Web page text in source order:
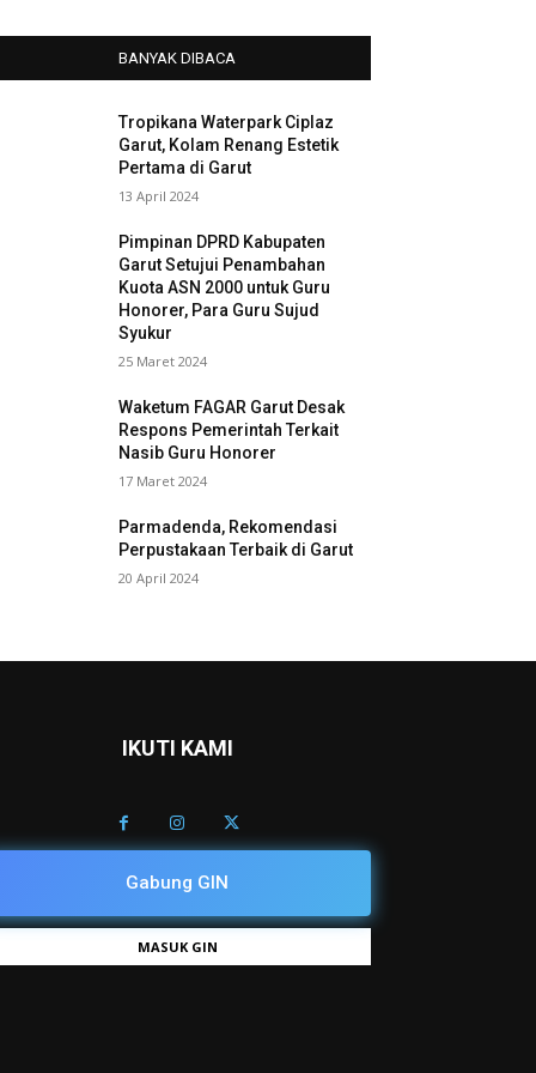
BANYAK DIBACA
Tropikana Waterpark Ciplaz
Garut, Kolam Renang Estetik
Pertama di Garut
13 April 2024
Pimpinan DPRD Kabupaten
Garut Setujui Penambahan
Kuota ASN 2000 untuk Guru
Honorer, Para Guru Sujud
Syukur
25 Maret 2024
Waketum FAGAR Garut Desak
Respons Pemerintah Terkait
Nasib Guru Honorer
17 Maret 2024
Parmadenda, Rekomendasi
Perpustakaan Terbaik di Garut
20 April 2024
IKUTI KAMI
Gabung GIN
MASUK GIN